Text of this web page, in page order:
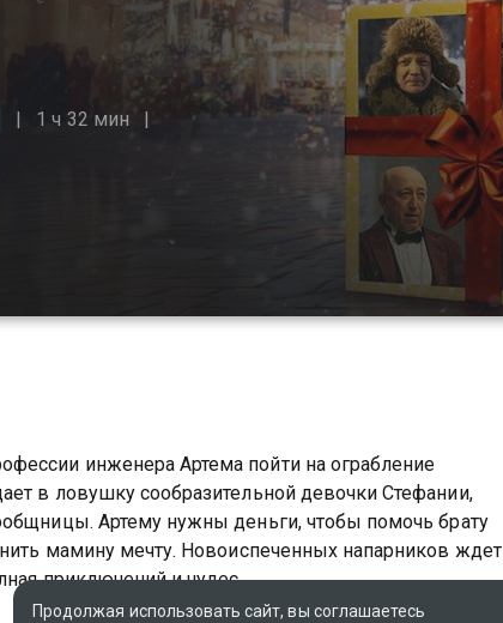
1 ч 32 мин
инженера Артема пойти на ограбление
в ловушку сообразительной девочки Стефании,
Артему нужны деньги, чтобы помочь брату
мамину мечту. Новоиспеченных напарников ждет
приключений и чудес.
Продолжая использовать сайт, вы соглашаетесь